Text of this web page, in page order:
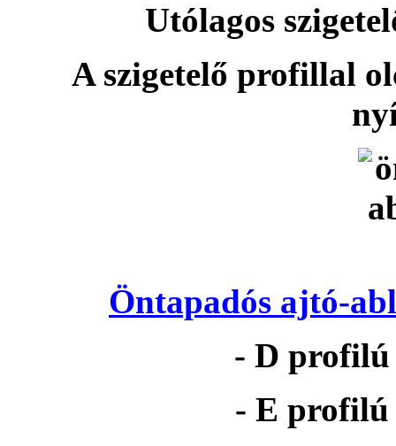
Utólagos
A szigetelő profillal
Öntapadós ajtó-
- D profilú
- E profilú